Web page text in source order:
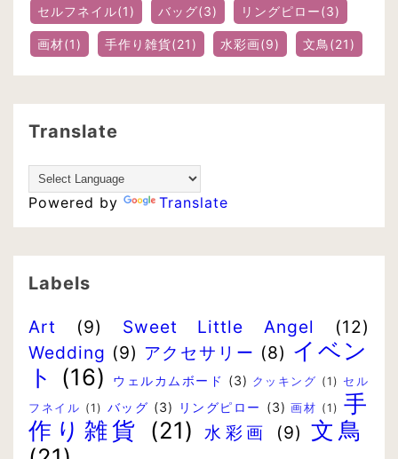
セルフネイル(1) バッグ(3) リングピロー(3)
画材(1) 手作り雑貨(21) 水彩画(9) 文鳥(21)
Translate
Powered by Translate
Labels
Art (9) Sweet Little Angel
(12)
Wedding (9) アクセサリー (8) イベン
ト
(16) ウェルカムボード (3) クッキング (1) セル
フネイル (1) バッグ (3) リングピロー (3) 画材 (1) 手
作り雑貨
(21) 水彩画 (9) 文鳥